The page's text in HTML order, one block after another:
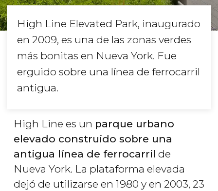
High Line Elevated Park, inaugurado
en 2009, es una de las zonas verdes
más bonitas en Nueva York. Fue
erguido sobre una línea de ferrocarril
antigua.
High Line es un parque urbano
elevado construido sobre una
antigua línea de ferrocarril de
Nueva York. La plataforma elevada
dejó de utilizarse en 1980 y en 2003, 23